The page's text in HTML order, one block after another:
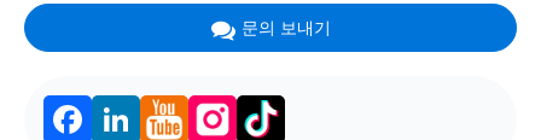
문의 보내기
FacebookLinkedIn